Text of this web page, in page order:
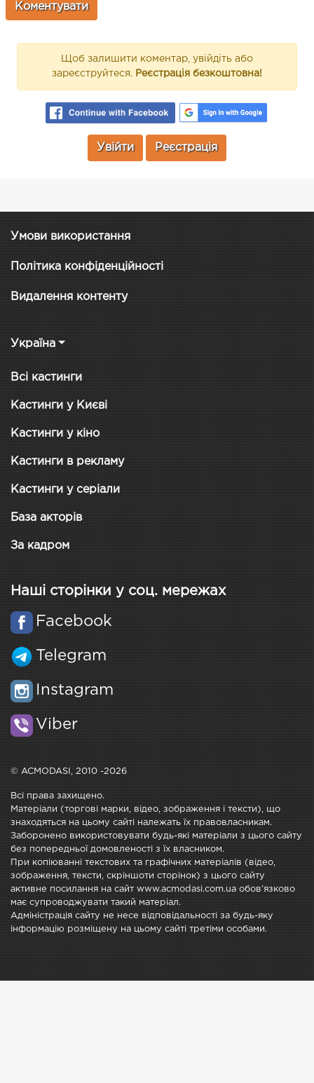
Щоб залишити коментар, увійдіть або
зареєструйтеся. Реєстрація безкоштовна!
Увійти Реєстрація
Умови використання
Політика конфіденційності
Видалення контенту
Україна
Всі кастинги
Кастинги у Києві
Кастинги у кіно
Кастинги в рекламу
Кастинги у серіали
База акторів
За кадром
Наші сторінки у соц. мережах
Facebook
Telegram
Instagram
Viber
© ACMODASI, 2010 -2026
Всі права захищено.
Матеріали (торгові марки, відео, зображення і тексти), що
знаходяться на цьому сайті належать їх правовласникам.
Заборонено використовувати будь-які матеріали з цього сайту
без попередньої домовленості з їх власником.
При копіюванні текстових та графічних матеріалів (відео,
зображення, тексти, скріншоти сторінок) з цього сайту
активне посилання на сайт www.acmodasi.com.ua обов'язково
має супроводжувати такий матеріал.
Адміністрація сайту не несе відповідальності за будь-яку
інформацію розміщену на цьому сайті третіми особами.